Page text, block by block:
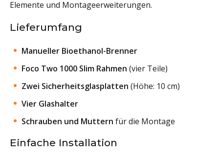
Elemente und Montageerweiterungen.
Lieferumfang
Manueller Bioethanol-Brenner
Foco Two 1000 Slim Rahmen (vier Teile)
Zwei Sicherheitsglasplatten (Höhe: 10 cm)
Vier Glashalter
Schrauben und Muttern für die Montage
Einfache Installation